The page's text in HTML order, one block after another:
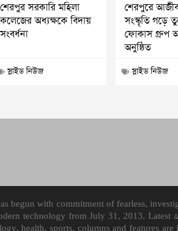
শেরপুর সরকারি মহিলা
কলেজের অধ্যক্ষকে বিদায়
সংবর্ধনা
স্লাইড নিউজ
শেরপুরে
সংস্কৃতি গড়ে
ফোকাস গ্রুপ
অনুষ্ঠিত
স্লাইড নিউজ
begun with commitment of fearless,
technology from July 31, 2013. Latest
health, sports, columns and features